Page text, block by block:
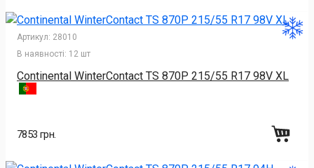
Артикул: 28010
В наявності: 12 шт
Continental WinterContact TS 870P 215/55 R17 98V XL
7853 грн.